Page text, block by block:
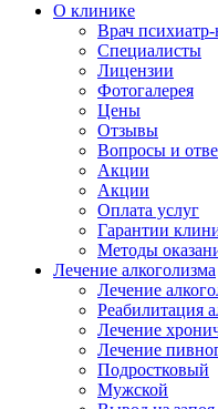
О клинике
Врач психиатр-
Специалисты
Лицензии
Фотогалерея
Цены
Отзывы
Вопросы и
Акции
Акции
Оплата услуг
Гарантии
Методы
Лечение алкоголизма
Лечение
Реабилитация
Лечение
Лечение
Подростковый
Мужской